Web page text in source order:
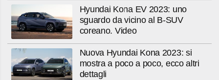
Hyundai Kona EV 2023: uno
sguardo da vicino al B-SUV
coreano. Video
Nuova Hyundai Kona 2023: si
mostra a poco a poco, ecco altri
dettagli